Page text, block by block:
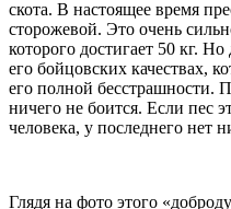
скота. В настоящее время
сторожевой. Это очень
которого достигает 50 кг.
его бойцовских качествах,
его полной бесстрашности.
ничего не боится. Если пес
человека, у последнего нет
Глядя на фото этого